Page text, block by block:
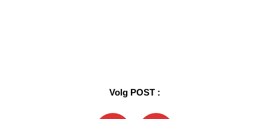
Volg POST :